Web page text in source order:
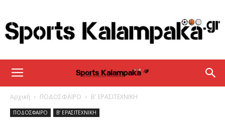
sportskalampaka
Αρχική ΠΟΔΟΣΦΑΙΡΟ Β' ΕΡΑΣΙΤΕΧΝΙΚΗ
ΠΟΔΟΣΦΑΙΡΟ Β' ΕΡΑΣΙΤΕΧΝΙΚΗ